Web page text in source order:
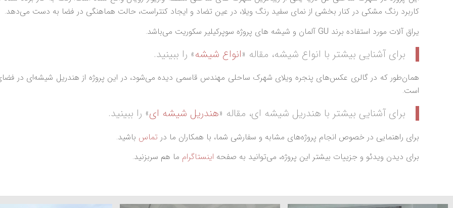
کاربرد رنگ مشکی در کنار بخشی از نمای سفید رنگ ویلا، در عین تضاد و ایجاد کنتراست، حالت هماهنگی در فضا به دست می‌دهد.
یراق آلات مورد استفاده برند GU آلمان و‌ شیشه‌ های‌ پروژه سوپرکیلیر سکوریت می‌باشد.
برای آشنایی بیشتر با انواع شیشه، مقاله «انواع شیشه» را ببینید.
همان‌طور که در گالری عکس‌های پنجره ویلای شهرک ساحلی مهندس قاسمی دیده می‌شود، در این پروژه از هندریل شیشه‌ای در فضای
است.
برای آشنایی بیشتر با هندریل شیشه ای، مقاله «هندریل شیشه‌ ای» را ببینید.
برای راهنمایی در خصوص انجام پروژه‌های مشابه و سفارشی شما، با همکاران ما در تماس باشید.
برای دیدن ویدئو و جزییات بیشتر این پروژه، می‌توانید به صفحه اینستاگرام ما هم سربزنید.